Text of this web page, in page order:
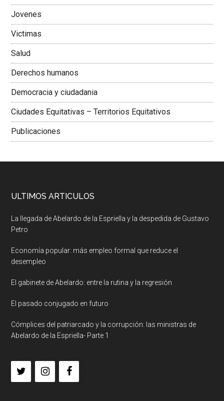
Jovenes
Victimas
Salud
Derechos humanos
Democracia y ciudadania
Ciudades Equitativas – Territorios Equitativos
Publicaciones
ULTIMOS ARTICULOS
La llegada de Abelardo de la Espriella y la despedida de Gustavo
Petro
Economía popular: más empleo formal que reduce el
desempleo
El gabinete de Abelardo: entre la rutina y la regresión
El pasado conjugado en futuro
Cómplices del patriarcado y la corrupción: las ministras de
Abelardo de la Espriella- Parte 1